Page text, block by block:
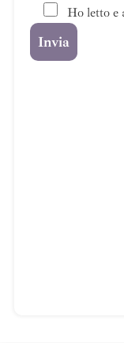
Ho letto e